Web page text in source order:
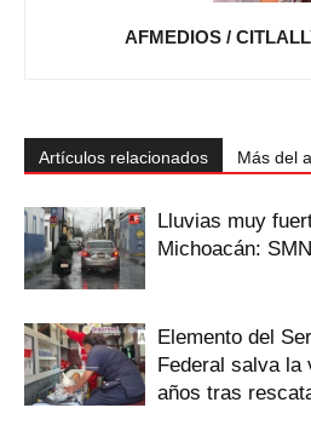
AFMEDIOS /
Artículos relacionados Más del
Lluvias muy
Michoacán: SMN
Elemento del
Federal salva la
años tras